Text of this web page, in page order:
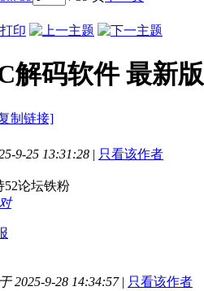
解码软件 最新版
制链接]
9-25 13:31:28 | 只看该作者
52论坛铁粉
2025-9-28 14:34:57 | 只看该作者